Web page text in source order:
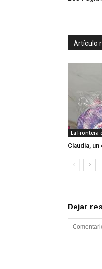
Artículo
La Frontera
Claudia,
Dejar